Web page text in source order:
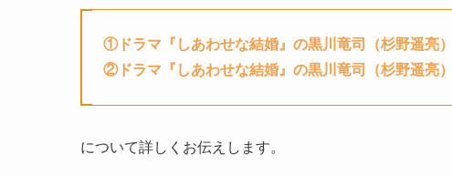
①ドラマ『しあわせな結婚』の黒川竜司（杉野遥亮
②ドラマ『しあわせな結婚』 の黒川竜司（杉野遥亮）
について詳しくお伝えします。